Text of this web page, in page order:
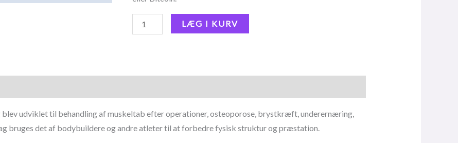
LÆG I KURV
udviklet til behandling af muskeltab efter operationer, osteoporose, brystkræft, underernæring,
bruges det af bodybuildere og andre atleter til at forbedre fysisk struktur og præstation.